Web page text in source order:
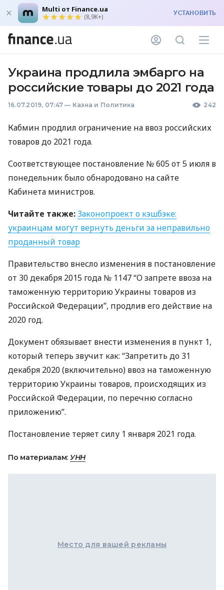
Multi от Finance.ua
(8,9K+) УСТАНОВИТЬ
Украина продлила эмбарго на
российские товары до 2021 года
16.07.2019, 07:47 — Казна и Политика 242
Кабмин продлил ограничение на ввоз российских
товаров до 2021 года.
Соответствующее постановление № 605 от 5 июля в
понедельник было обнародовано на сайте
Кабинета министров.
Читайте также:Законопроект о кэшбэке:
украинцам могут вернуть деньги за неправильно
проданный товар
Правительство внесло изменения в постановление
от 30 декабря 2015 года № 1147 “О запрете ввоза на
таможенную территорию Украины товаров из
Российской Федерации”, продлив его действие на
2020 год.
Документ обязывает внести изменения в пункт 1,
который теперь звучит как: “Запретить до 31
декабря 2020 (включительно) ввоз на таможенную
территорию Украины товаров, происходящих из
Российской Федерации, по перечню согласно
приложению”.
Постановление теряет силу 1 января 2021 года.
По материалам: УНН
Место для вашей рекламы